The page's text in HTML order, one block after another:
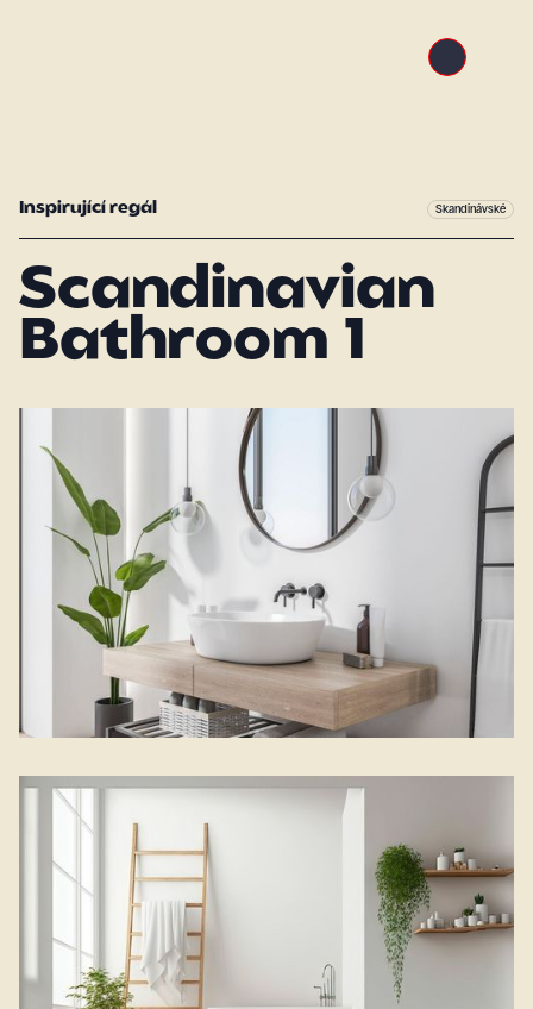
Inspirující regál Skandinávské
Scandinavian
Bathroom 1